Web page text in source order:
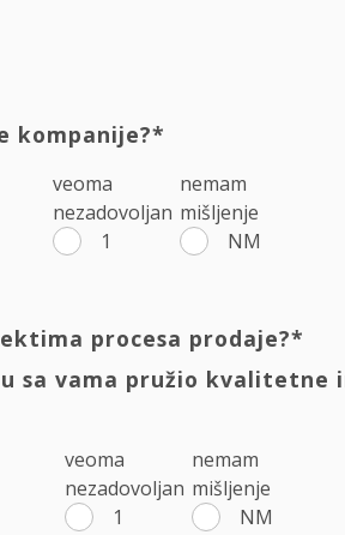
kompanije?*
veoma
nezadovoljan
1
nemam
mišljenje
NM
procesa prodaje?*
vama pružio kvalitetne
veoma
nezadovoljan
1
nemam
mišljenje
NM